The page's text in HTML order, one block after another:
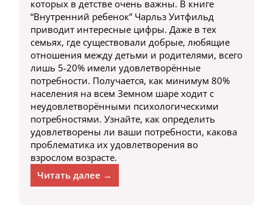
которых в детстве очень важны. В книге
“Внутренний ребенок” Чарльз Уитфильд
приводит интересные цифры. Даже в тех
семьях, где существовали добрые, любящие
отношения между детьми и родителями, всего
лишь 5-20% имели удовлетворённые
потребности. Получается, как минимум 80%
населения на всем Земном шаре ходит с
неудовлетворёнными психологическими
потребностями. Узнайте, как определить
удовлетворены ли ваши потребности, какова
проблематика их удовлетворения во
взрослом возрасте.
Читать далее →